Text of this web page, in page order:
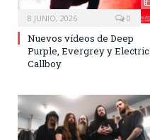
8 JUNIO, 2026 0
Nuevos vídeos de Deep
Purple, Evergrey y Electric
Callboy